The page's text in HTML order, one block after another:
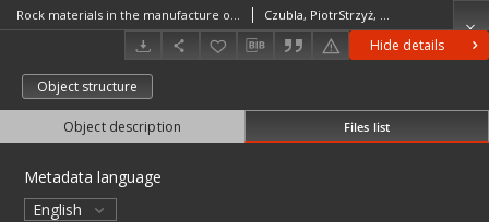
Hide details
Rock materials in the manufacture of cannonballs in Poland – selected examples Czubla, PiotrStrzyż, Piotr
Object structure
Object description Files list
Metadata language
English